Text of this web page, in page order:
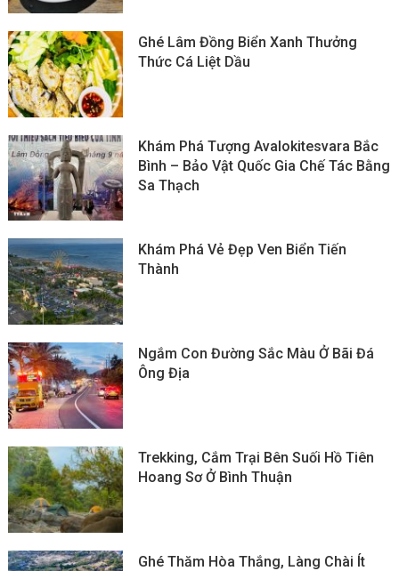
Ghé Lâm Đồng Biển Xanh Thưởng
Thức Cá Liệt Dầu
Khám Phá Tượng Avalokitesvara Bắc
Bình – Bảo Vật Quốc Gia Chế Tác Bằng
Sa Thạch
Khám Phá Vẻ Đẹp Ven Biển Tiến
Thành
Ngắm Con Đường Sắc Màu Ở Bãi Đá
Ông Địa
Trekking, Cắm Trại Bên Suối Hồ Tiên
Hoang Sơ Ở Bình Thuận
Ghé Thăm Hòa Thắng, Làng Chài Ít